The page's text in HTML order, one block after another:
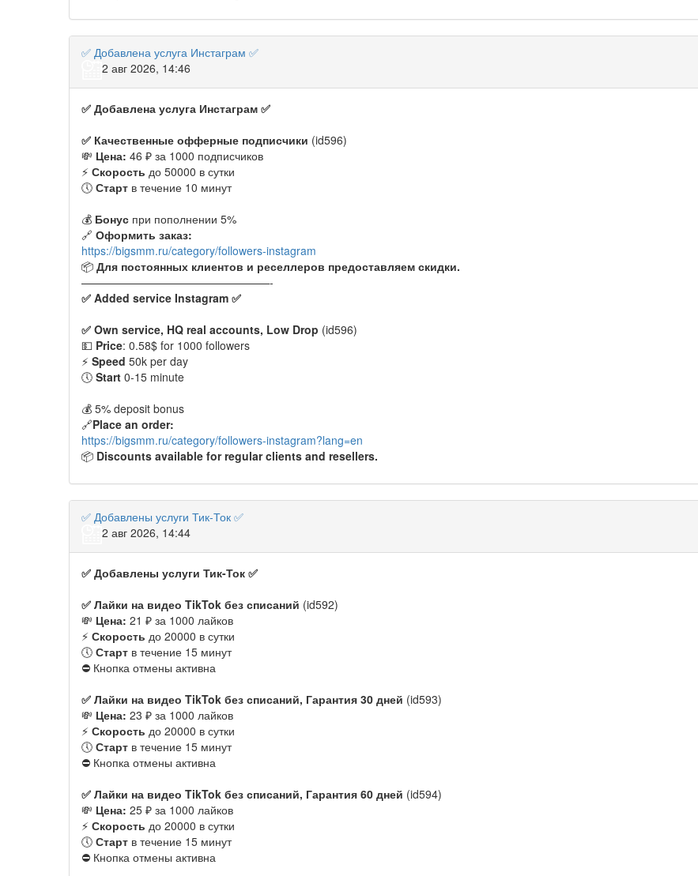
✅ Добавлена услуга Инстаграм ✅
2 авг 2026, 14:46
✅ Добавлена услуга Инстаграм ✅
✅ Качественные офферные подписчики (id596)
💸 Цена: 46 ₽ за 1000 подписчиков
⚡️ Скорость до 50000 в сутки
🕔 Старт в течение 10 минут
💰 Бонус при пополнении 5%
🔗 Оформить заказ:
https://bigsmm.ru/category/followers-instagram
📦 Для постоянных клиентов и реселлеров предоставляем скидки.
—————————————————-
✅ Added service Instagram ✅
✅ Own service, HQ real accounts, Low Drop (id596)
💵 Price: 0.58$ for 1000 followers
⚡️ Speed 50k per day
🕔 Start 0-15 minute
💰 5% deposit bonus
🔗Place an order:
https://bigsmm.ru/category/followers-instagram?lang=en
📦 Discounts available for regular clients and resellers.
✅ Добавлены услуги Тик-Ток ✅
2 авг 2026, 14:44
✅ Добавлены услуги Тик-Ток ✅
✅ Лайки на видео TikTok без списаний (id592)
💸 Цена: 21 ₽ за 1000 лайков
⚡️ Скорость до 20000 в сутки
🕔 Старт в течение 15 минут
⛔️ Кнопка отмены активна
✅ Лайки на видео TikTok без списаний, Гарантия 30 дней (id593)
💸 Цена: 23 ₽ за 1000 лайков
⚡️ Скорость до 20000 в сутки
🕔 Старт в течение 15 минут
⛔️ Кнопка отмены активна
✅ Лайки на видео TikTok без списаний, Гарантия 60 дней (id594)
💸 Цена: 25 ₽ за 1000 лайков
⚡️ Скорость до 20000 в сутки
🕔 Старт в течение 15 минут
⛔️ Кнопка отмены активна